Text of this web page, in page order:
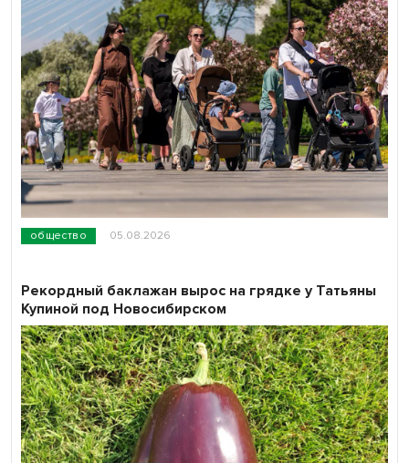
общество 05.08.2026
Рекордный баклажан вырос на грядке у Татьяны
Купиной под Новосибирском